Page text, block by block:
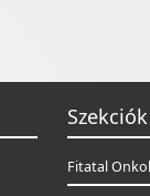
Szekciók
Fitatal